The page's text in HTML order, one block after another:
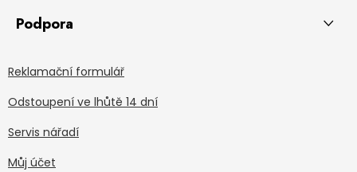
Podpora
Reklamační formulář
Odstoupení ve lhůtě 14 dní
Servis nářadí
Můj účet